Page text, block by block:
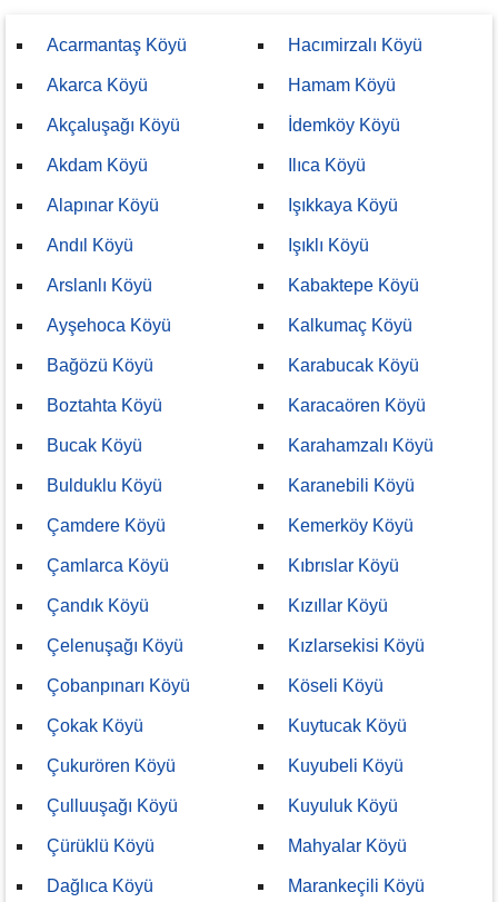
Acarmantaş Köyü
Akarca Köyü
Akçaluşağı Köyü
Akdam Köyü
Alapınar Köyü
Andıl Köyü
Arslanlı Köyü
Ayşehoca Köyü
Bağözü Köyü
Boztahta Köyü
Bucak Köyü
Bulduklu Köyü
Çamdere Köyü
Çamlarca Köyü
Çandık Köyü
Çelenuşağı Köyü
Çobanpınarı Köyü
Çokak Köyü
Çukurören Köyü
Çulluuşağı Köyü
Çürüklü Köyü
Dağlıca Köyü
Hacımirzalı Köyü
Hamam Köyü
İdemköy Köyü
Ilıca Köyü
Işıkkaya Köyü
Işıklı Köyü
Kabaktepe Köyü
Kalkumaç Köyü
Karabucak Köyü
Karacaören Köyü
Karahamzalı Köyü
Karanebili Köyü
Kemerköy Köyü
Kıbrıslar Köyü
Kızıllar Köyü
Kızlarsekisi Köyü
Köseli Köyü
Kuytucak Köyü
Kuyubeli Köyü
Kuyuluk Köyü
Mahyalar Köyü
Marankeçili Köyü